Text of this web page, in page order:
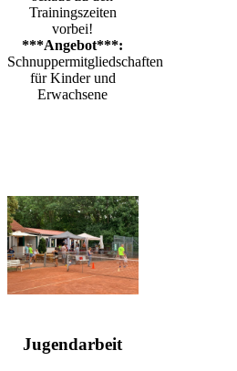
Trainingszeiten
vorbei!
***Angebot***:
Schnuppermitgliedschaften
für Kinder und
Erwachsene
Jugendarbeit